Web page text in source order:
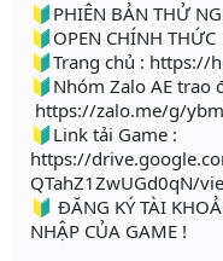
🔰PHIÊN BẢN THỬ
🔰OPEN CHÍNH
🔰Trang chủ : https://
🔰Nhóm Zalo AE trao
https://zalo.me/g/
🔰Link tải Game :
https://
QTahZ1ZwUGd0qN/
🔰 ĐĂNG KÝ TÀI
NHẬP CỦA GAME !